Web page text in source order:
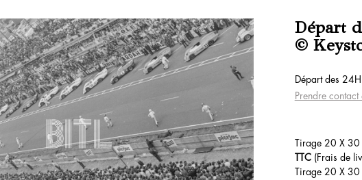
Départ
©
Départ des
Prendre
Tirage 20 X
TTC(Frais de
Tirage 20 X